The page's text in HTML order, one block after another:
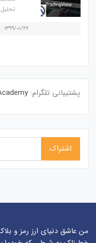
تحلیل
۱۳۹۹/۰۱/۲۶
پشتیبانی تلگرام:
من عاشق دنیای ارز رمز و